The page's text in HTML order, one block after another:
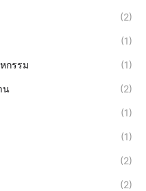
(2)
(1)
กรรม (1)
น (2)
(1)
(1)
(2)
(2)